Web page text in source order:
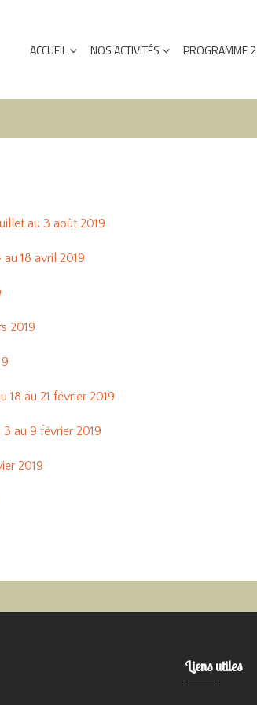
ACCUEIL NOS ACTIVITÉS PROGRAMME
au 3 août 2019
18 avril 2019
2019
18 au 21 février 2019
au 9 février 2019
2019
Liens utiles